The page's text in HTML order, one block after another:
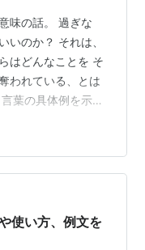
いうものを考え
社会の「意味」
という言葉は、
っていると思い
もまた、社会と
ればならないの
味の話。 過ぎな
いのか？ それは、
はどんなことを そ
われている、とは
葉の具体例を示そ
状の自分とはあま
過ぎない」という
しかない。 話は戻
を解説しよう。
ュアンスを掴むた
…
使い方、例文を